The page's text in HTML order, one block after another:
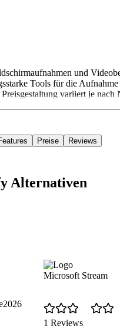
und
Tools für die
variiert je
Preise Reviews
Alternativen
2026
Microsoft Stream
1 Reviews